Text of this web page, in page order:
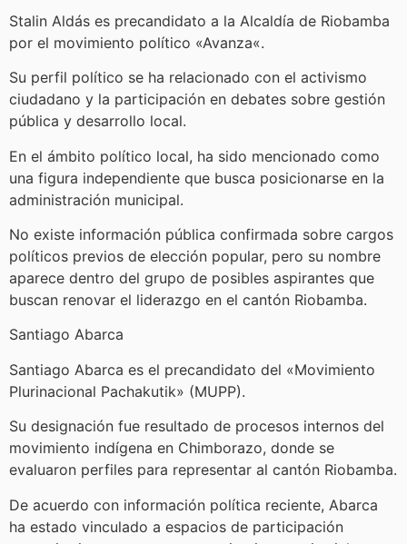
Stalin Aldás es precandidato a la Alcaldía de Riobamba
por el movimiento político «Avanza«.
Su perfil político se ha relacionado con el activismo
ciudadano y la participación en debates sobre gestión
pública y desarrollo local.
En el ámbito político local, ha sido mencionado como
una figura independiente que busca posicionarse en la
administración municipal.
No existe información pública confirmada sobre cargos
políticos previos de elección popular, pero su nombre
aparece dentro del grupo de posibles aspirantes que
buscan renovar el liderazgo en el cantón Riobamba.
Santiago Abarca
Santiago Abarca es el precandidato del «Movimiento
Plurinacional Pachakutik» (MUPP).
Su designación fue resultado de procesos internos del
movimiento indígena en Chimborazo, donde se
evaluaron perfiles para representar al cantón Riobamba.
De acuerdo con información política reciente, Abarca
ha estado vinculado a espacios de participación